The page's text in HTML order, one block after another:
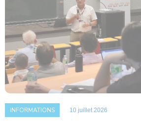
INFORMATIONS 10 juillet 2026